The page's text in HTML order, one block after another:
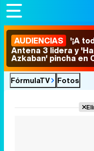
AUDIENCIAS '¡A
Antena 3 lidera y
Azkaban' pincha en
FórmulaTV Fotos